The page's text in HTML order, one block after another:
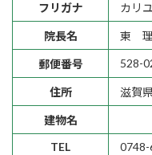
フリガナ カリ
院長名 東 理
郵便番号 528-
住所 滋賀
建物名
TEL
0748-